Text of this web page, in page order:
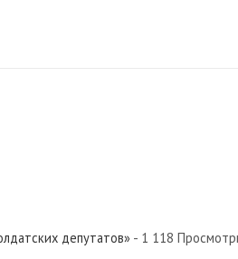
депутатов» - 1 118